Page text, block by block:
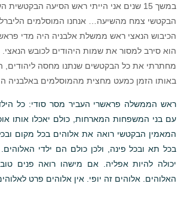
במשך 15 שנים אני הייתי ראש הסיעה
הבקטשי צמח מהשיעה… אנחנו המוסלמים
הכיבוש הנאצי ראש ממשלת אלבניה היה מדי
הוא סירב למסור את שמות היהודים לכובש הנאצי.
מחתרתי את כל הבקטשים שנתנו מחסה ליהודים,
באותו הזמן כמעט מחצית מהמוסלמים באלבניה
ראש הממשלה פראשרי העביר מסר סודי: כל
עם בני המשפחות המארחות, כולם יאכלו אותו
המאמין הבקטשי רואה את אלוהים בכל מקום
בכל תא ובכל פינה, ולכן כולם הם ילדי
יכולה להיות אפליה. אם מישהו רואה פנים
האלוהים. אלוהים זה יופי. אין אלוהים פרט